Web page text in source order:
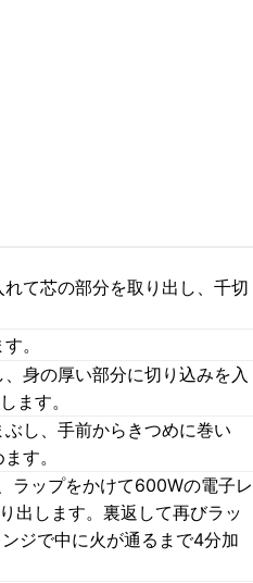
て芯の部分を取り出し、千切
。
身の厚い部分に切り込みを入
ます。
し、手前からきつめに巻い
す。
ラップをかけて600Wの電子レ
出します。裏返して再びラッ
ジで中に火が通るまで4分加